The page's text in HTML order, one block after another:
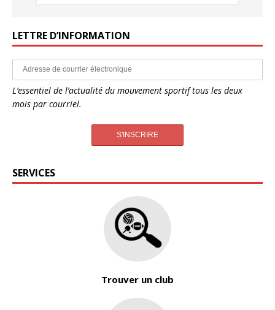
LETTRE D’INFORMATION
L’essentiel de l’actualité du mouvement sportif tous les deux
mois par courriel.
SERVICES
Trouver un club